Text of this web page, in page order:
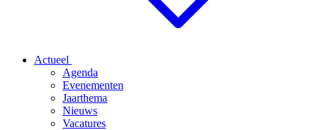
Actueel
Agenda
Evenementen
Jaarthema
Nieuws
Vacatures